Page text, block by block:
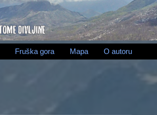
Fruška gora Mapa O autoru